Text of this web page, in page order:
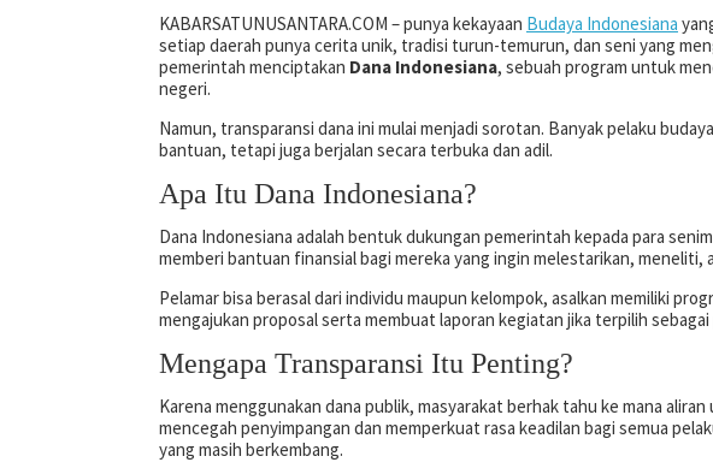
KABARSATUNUSANTARA.COM – punya kekayaan Budaya Indonesiana
setiap daerah punya cerita unik, tradisi turun-temurun, dan seni yang
pemerintah menciptakan Dana Indonesiana, sebuah program untuk
negeri.
Namun, transparansi dana ini mulai menjadi sorotan. Banyak pelaku
bantuan, tetapi juga berjalan secara terbuka dan adil.
Apa Itu Dana Indonesiana?
Dana Indonesiana adalah bentuk dukungan pemerintah kepada para
memberi bantuan finansial bagi mereka yang ingin melestarikan, meneliti,
Pelamar bisa berasal dari individu maupun kelompok, asalkan memiliki
mengajukan proposal serta membuat laporan kegiatan jika terpilih sebagai
Mengapa Transparansi Itu Penting?
Karena menggunakan dana publik, masyarakat berhak tahu ke mana
mencegah penyimpangan dan memperkuat rasa keadilan bagi semua
yang masih berkembang.